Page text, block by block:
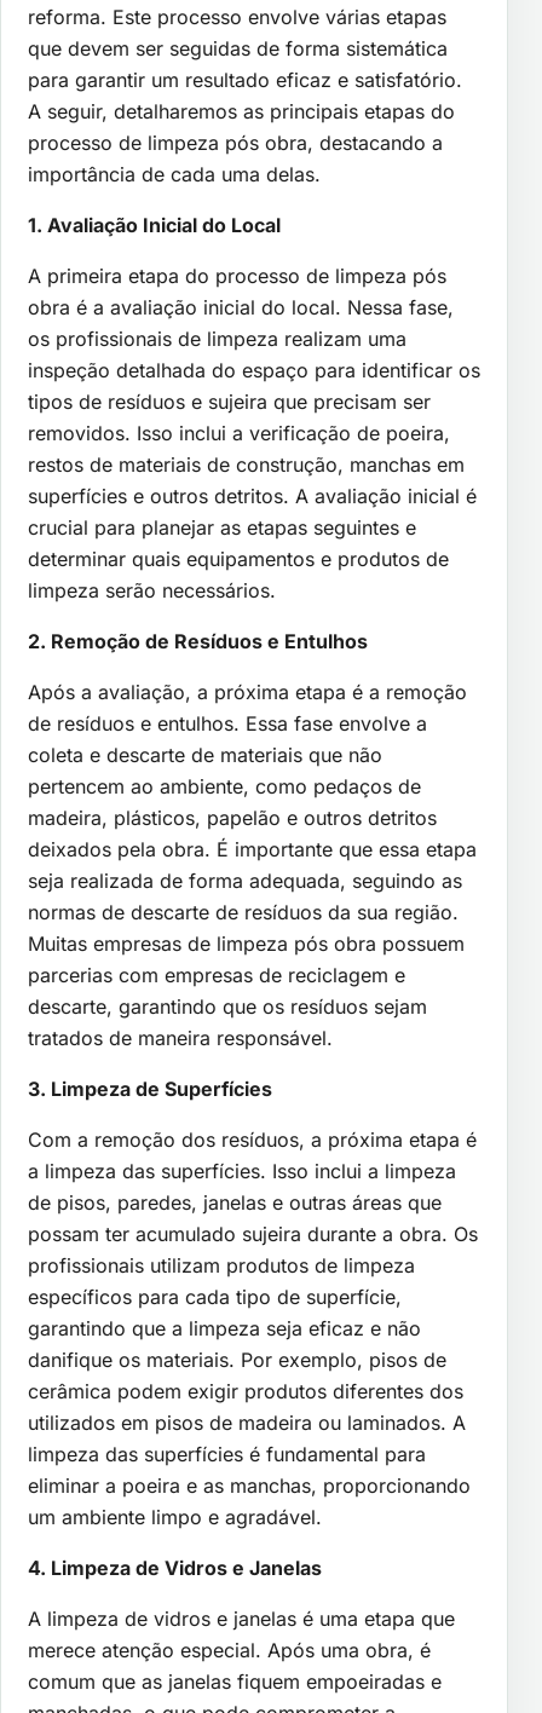
reforma. Este processo envolve várias etapas
que devem ser seguidas de forma sistemática
para garantir um resultado eficaz e satisfatório.
A seguir, detalharemos as principais etapas do
processo de limpeza pós obra, destacando a
importância de cada uma delas.
1. Avaliação Inicial do Local
A primeira etapa do processo de limpeza pós
obra é a avaliação inicial do local. Nessa fase,
os profissionais de limpeza realizam uma
inspeção detalhada do espaço para identificar os
tipos de resíduos e sujeira que precisam ser
removidos. Isso inclui a verificação de poeira,
restos de materiais de construção, manchas em
superfícies e outros detritos. A avaliação inicial é
crucial para planejar as etapas seguintes e
determinar quais equipamentos e produtos de
limpeza serão necessários.
2. Remoção de Resíduos e Entulhos
Após a avaliação, a próxima etapa é a remoção
de resíduos e entulhos. Essa fase envolve a
coleta e descarte de materiais que não
pertencem ao ambiente, como pedaços de
madeira, plásticos, papelão e outros detritos
deixados pela obra. É importante que essa etapa
seja realizada de forma adequada, seguindo as
normas de descarte de resíduos da sua região.
Muitas empresas de limpeza pós obra possuem
parcerias com empresas de reciclagem e
descarte, garantindo que os resíduos sejam
tratados de maneira responsável.
3. Limpeza de Superfícies
Com a remoção dos resíduos, a próxima etapa é
a limpeza das superfícies. Isso inclui a limpeza
de pisos, paredes, janelas e outras áreas que
possam ter acumulado sujeira durante a obra. Os
profissionais utilizam produtos de limpeza
específicos para cada tipo de superfície,
garantindo que a limpeza seja eficaz e não
danifique os materiais. Por exemplo, pisos de
cerâmica podem exigir produtos diferentes dos
utilizados em pisos de madeira ou laminados. A
limpeza das superfícies é fundamental para
eliminar a poeira e as manchas, proporcionando
um ambiente limpo e agradável.
4. Limpeza de Vidros e Janelas
A limpeza de vidros e janelas é uma etapa que
merece atenção especial. Após uma obra, é
comum que as janelas fiquem empoeiradas e